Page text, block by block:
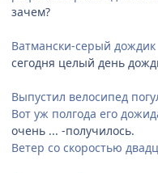
зачем?
Ватмански-серый дождик
сегодня целый день
Выпустил велосипед
Вот уж полгода его
очень ... -получилось.
Ветер со скоростью